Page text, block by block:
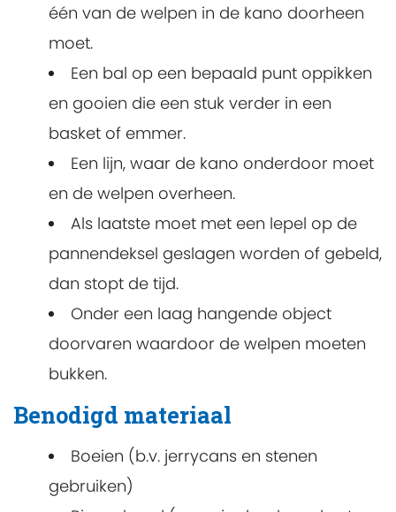
één van de welpen in de kano doorheen
moet.
Een bal op een bepaald punt oppikken
en gooien die een stuk verder in een
basket of emmer.
Een lijn, waar de kano onderdoor moet
en de welpen overheen.
Als laatste moet met een lepel op de
pannendeksel geslagen worden of gebeld,
dan stopt de tijd.
Onder een laag hangende object
doorvaren waardoor de welpen moeten
bukken.
Benodigd materiaal
Boeien (b.v. jerrycans en stenen
gebruiken)